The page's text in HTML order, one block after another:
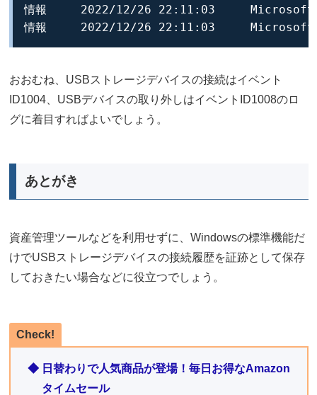
情報	2022/12/26 22:11:03	Microsoft-Windows-DriverFrameworks-UserMode	2102	Pnp or Power Management operation to a particular device.	完了した Pnp または電源操作 (27、23) を、デバイス SWD\WPDBUSENUM\_??_USBSTOR#DISK&VEN_TDKMEDIA&PROD_TRANSIT&REV_PMAP#07A30203AD5EF1AA&0#{53F56307-B6BF-11D0-94F2-00A0C91EFB8B} の下位ドライバーに状態 0x0 で転送しました。
おおむね、USBストレージデバイスの接続はイベント
ID1004、USBデバイスの取り外しはイベントID1008のロ
グに着目すればよいでしょう。
あとがき
資産管理ツールなどを利用せずに、Windowsの標準機能だ
けでUSBストレージデバイスの接続履歴を証跡として保存
しておきたい場合などに役立つでしょう。
Check!
◆ 日替わりで人気商品が登場！毎日お得なAmazon
タイムセール